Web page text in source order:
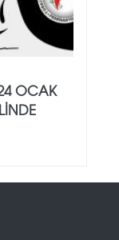
OCAK